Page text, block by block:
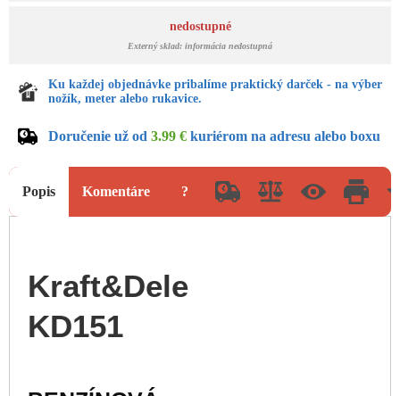
nedostupné
Externý sklad: informácia nedostupná
Ku každej objednávke pribalíme praktický darček - na výber
nožík, meter alebo rukavice.
Doručenie už od 3.99 € kuriérom na adresu alebo boxu
Popis Komentáre ?
Kraft&Dele
KD151